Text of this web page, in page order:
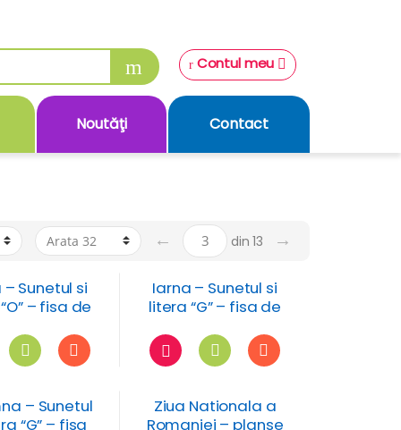
Contul meu
Noutăţi Contact
← din 13 →
Sunetul si
– fisa de
Iarna – Sunetul si
litera “G” – fisa de
– Sunetul
“G” – fisa
Ziua Nationala a
Romaniei – planse